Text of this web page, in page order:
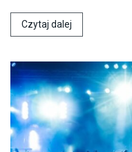
Czytaj dalej